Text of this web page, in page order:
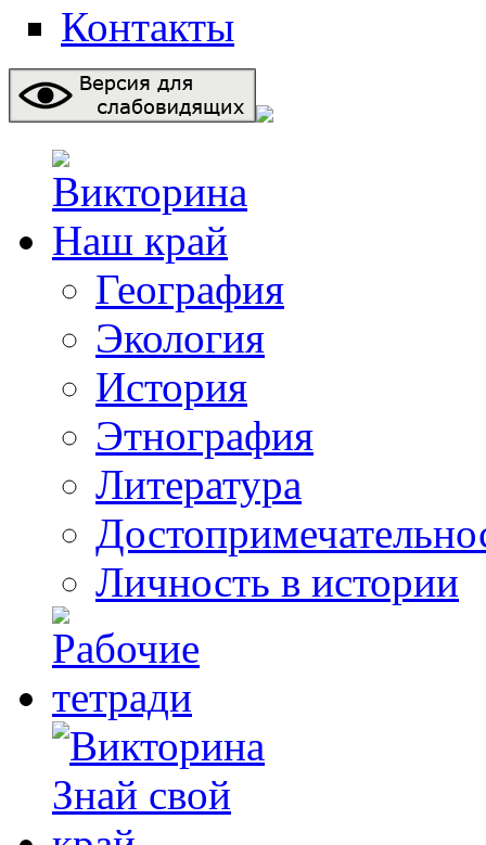
Контакты
География
Экология
История
Этнография
Литература
Личность в истории